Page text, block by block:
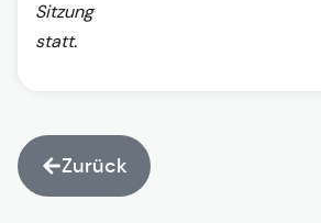
Sitzung
statt.
Zurück